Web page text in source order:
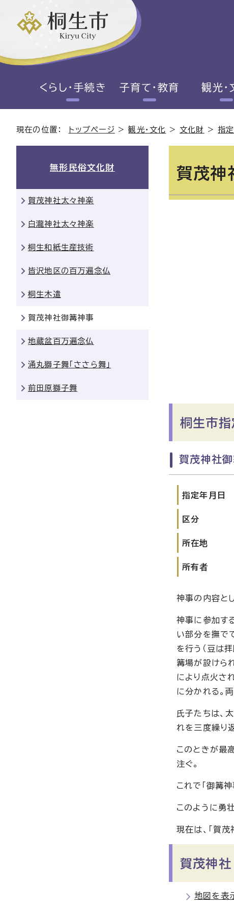
くらし・手続き 子育て・教育 観光・
現在の位置： トップページ >観光・文化 > 文化財 >指
賀茂神
桐生市
賀茂神社御
指定年月日
区分
所在地
所有者
神事の内容と
神事に参加す
い部分を撫で
を行う（豆は
篝場が設けら
により点火さ
に分かれる。
氏子たちは、
れを三度繰り
このときが最
注ぐ。
これで「御篝神
このように勇
現在は、「賀
賀茂神社
地図を表
無形民俗文化財
賀茂神社太々神楽
白瀧神社太々神楽
桐生和紙生産技術
皆沢地区の百万遍念仏
桐生木遣
賀茂神社御篝神事
地蔵盆百万遍念仏
涌丸獅子舞「ささら舞」
前田原獅子舞